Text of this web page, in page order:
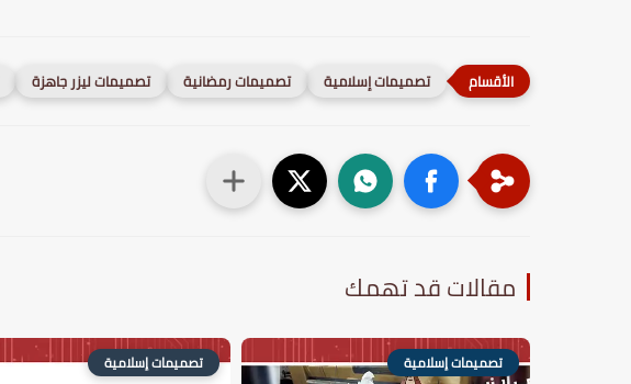
تصميمات إسلامية تصميمات رمضانية تصميمات ليزر جاهزة
مقالات قد تهمك
تصميمات إسلامية تصميمات إسلامية